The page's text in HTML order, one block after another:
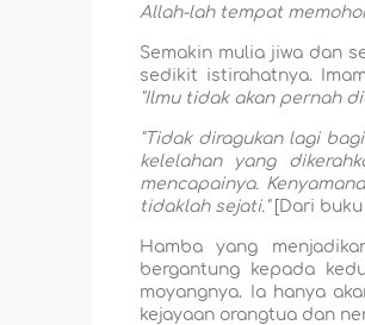
Allah-lah tempat
Semakin mulia jiwa dan
sedikit istirahatnya.
"Ilmu tidak akan pernah
"Tidak diragukan lagi
kelelahan yang
mencapainya.
tidaklah sejati."
[Dari buku
Hamba yang
bergantung kepada
moyangnya. Ia hanya
kejayaan orangtua dan